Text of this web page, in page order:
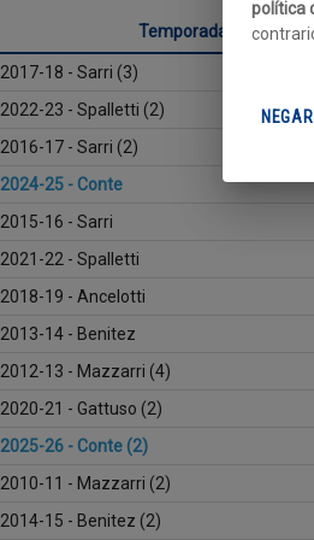
Temporada
2017-18 - Sarri (3)
2022-23 - Spalletti (2)
2016-17 - Sarri (2)
2024-25 - Conte
2015-16 - Sarri
2021-22 - Spalletti
2018-19 - Ancelotti
2013-14 - Benitez
2012-13 - Mazzarri (4)
2020-21 - Gattuso (2)
2025-26 - Conte (2)
2010-11 - Mazzarri (2)
2014-15 - Benitez (2)
política